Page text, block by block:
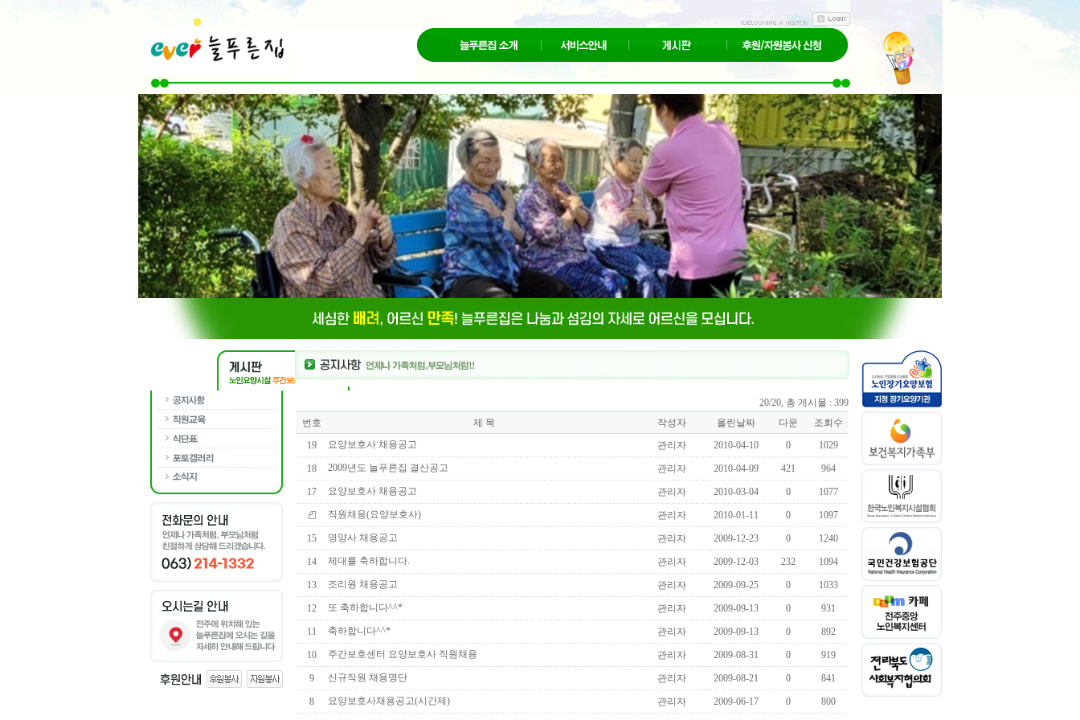
20/20, 총 게시물 : 399
번호
제 목 작성자 올린날짜 다운
조회수
19
요양보호사 채용공고 관리자 2010-04-10 0 1029
18 2009년도 늘푸른집 결산공고 관리자 2010-04-09 421 964
17 요양보호사 채용공고 관리자 2010-03-04 0
1077
직원채용(요양보호사)
관리자 2010-01-11 0 1097
15 영양사 채용공고 관리자 2009-12-23 0 1240
14 제대를 축하합니다. 관리자 2009-12-03 232 1094
13 조리원 채용공고 관리자 2009-09-25 0 1033
12 또 축하합니다^^* 관리자 2009-09-13 0 931
11 축하합니다^^* 관리자 2009-09-13 0 892
10 주간보호센터 요양보호사 직원채용 관리자 2009-08-31 0 919
9 신규직원 채용명단 관리자 2009-08-21 0 841
8 요양보호사채용공고(시간제) 관리자 2009-06-17 0 800